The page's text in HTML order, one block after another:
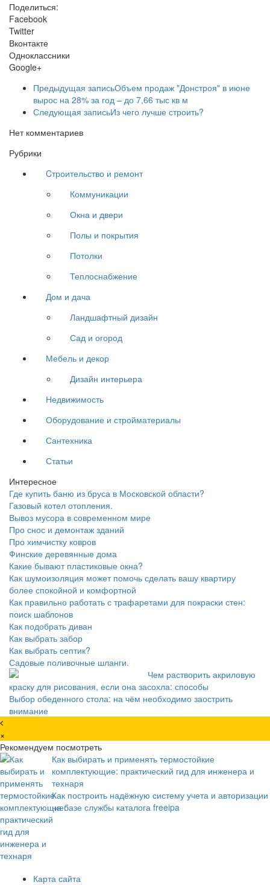
Поделиться:
Facebook
Twitter
Вконтакте
Одноклассники
Google+
Предыдущая записьОбъем продаж "Донстроя" в июне
вырос на 28% за год – до 7,66 тыс кв м
Следующая записьИз чего лучше строить?
Нет комментариев
Рубрики
Cтроительство и ремонт
Коммуникации
Окна и двери
Полы и покрытия
Потолки
Теплоснабжение
Дом и дача
Ландшафтный дизайн
Сад и огород
Мебель и декор
Дизайн интерьера
Недвижимость
Оборудование и стройматериалы
Сантехника
Статьи
Интересное
Где купить баню из бруса в Московской области?
Газовый котел отопления.
Вывоз мусора в современном мире
Про снос и демонтаж зданий
Про химчистку ковров
Финские деревянные дома
Какие бывают пластиковые окна?
Как шумоизоляция может помочь сделать вашу квартиру
более спокойной и комфортной
Как правильно работать с трафаретами для покраски стен:
поиск шаблонов
Как подобрать диван
Как выбрать забор
Как выбрать септик?
Садовые поливочные шланги.
Чем растворить акриловую
краску для рисования, если она засохла: способы
Выбор обеденного стола: на чём необходимо заострить
внимание
×
Рекомендуем посмотреть
Как выбирать и применять термостойкие
комплектующие: практический гид для инженера и
технаря
Как построить надёжную систему учета и авторизации
на базе службы каталога freeipa
Карта сайта